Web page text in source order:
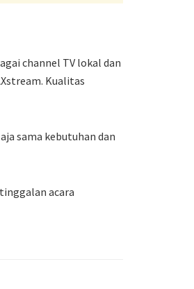
channel TV lokal dan
Kualitas
sama kebutuhan dan
acara